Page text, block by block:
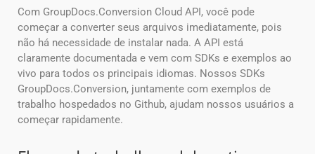
Com GroupDocs.Conversion Cloud API, você pode
começar a converter seus arquivos imediatamente, pois
não há necessidade de instalar nada. A API está
claramente documentada e vem com SDKs e exemplos ao
vivo para todos os principais idiomas. Nossos SDKs
GroupDocs.Conversion, juntamente com exemplos de
trabalho hospedados no Github, ajudam nossos usuários a
começar rapidamente.